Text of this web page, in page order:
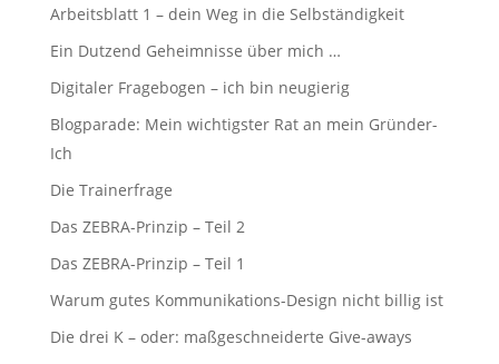
Arbeitsblatt 1 – dein Weg in die Selbständigkeit
Ein Dutzend Geheimnisse über mich …
Digitaler Fragebogen – ich bin neugierig
Blogparade: Mein wichtigster Rat an mein Gründer-
Ich
Die Trainerfrage
Das ZEBRA-Prinzip – Teil 2
Das ZEBRA-Prinzip – Teil 1
Warum gutes Kommunikations-Design nicht billig ist
Die drei K – oder: maßgeschneiderte Give-aways